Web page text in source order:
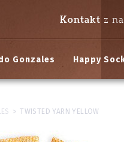
Kontakt z
Gonzales Happy
> TWISTED YARN YELLOW